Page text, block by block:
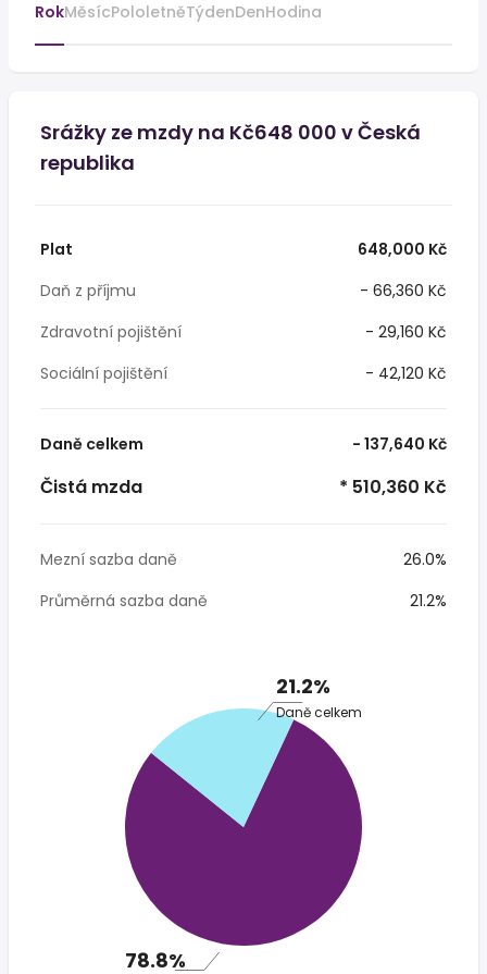
RokMěsícPololetněTýdenDenHodina
Srážky ze mzdy na Kč648 000 v Česká
republika
Plat
648,000 Kč
Daň z příjmu
- 66,360 Kč
Zdravotní pojištění
- 29,160 Kč
Sociální pojištění
- 42,120 Kč
Daně celkem - 137,640 Kč
Čistá mzda * 510,360 Kč
Mezní sazba daně
26.0%
Průměrná sazba daně
21.2%
21.2%
Daně celkem
78.8%